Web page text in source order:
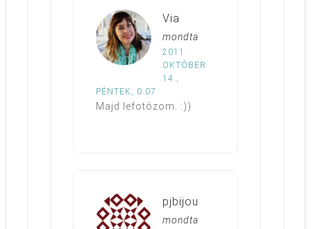
Via
mondta
2011.
OKTÓBER
14.,
PÉNTEK, 0:07
Majd lefotózom. :))
pjbijou
mondta